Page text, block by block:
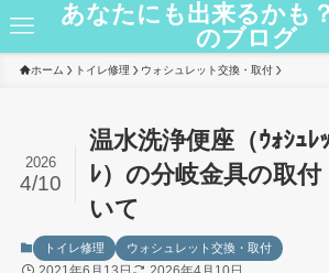
あなたにも出来るかも
のブログ
ホーム トイレ修理 ウォシュレット交換・取付
温水洗浄便座（ｳｫｼｭﾚ
ﾚ）の分岐金具の取
いて
2026
4/10
トイレ修理 ウォシュレット交換・取付